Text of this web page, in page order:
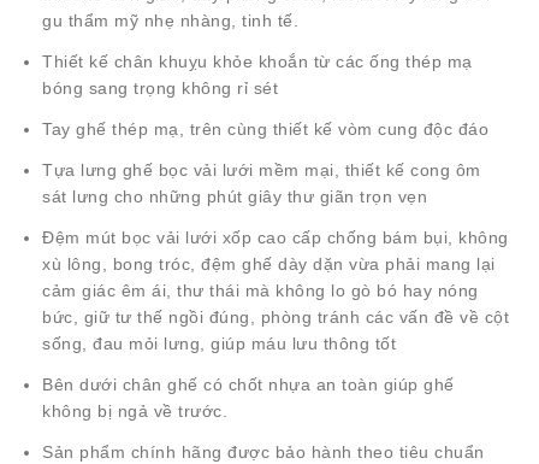
gu thẩm mỹ nhẹ nhàng, tinh tế.
Thiết kế chân khuỵu khỏe khoắn từ các ống thép mạ
bóng sang trọng không rỉ sét
Tay ghế thép mạ, trên cùng thiết kế vòm cung độc đáo
Tựa lưng ghế bọc vải lưới mềm mại, thiết kế cong ôm
sát lưng cho những phút giây thư giãn trọn vẹn
Đệm mút bọc vải lưới xốp cao cấp chống bám bụi, không
xù lông, bong tróc, đệm ghế dày dặn vừa phải mang lại
cảm giác êm ái, thư thái mà không lo gò bó hay nóng
bức, giữ tư thế ngồi đúng, phòng tránh các vấn đề về cột
sống, đau mỏi lưng, giúp máu lưu thông tốt
Bên dưới chân ghế có chốt nhựa an toàn giúp ghế
không bị ngả về trước.
Sản phẩm chính hãng được bảo hành theo tiêu chuẩn